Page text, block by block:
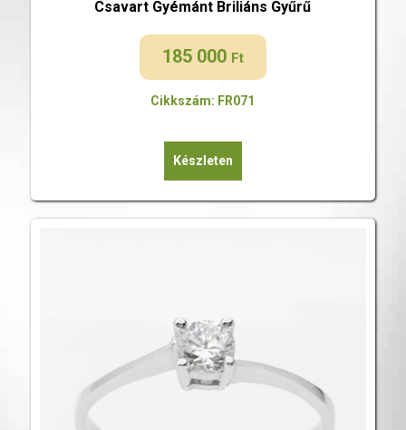
Csavart Gyémánt Briliáns Gyűrű
185 000 Ft
Cikkszám: FR071
Készleten